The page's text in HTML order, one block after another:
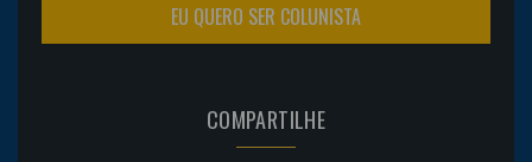
EU QUERO SER COLUNISTA
COMPARTILHE